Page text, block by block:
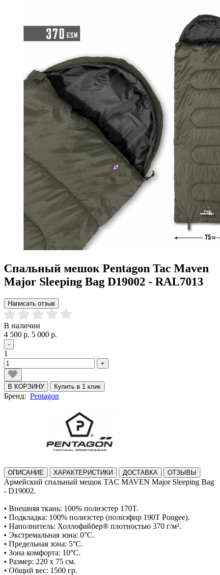
Спальный мешок Pentagon Tac Maven
Major Sleeping Bag D19002 - RAL7013
Написать отзыв
В наличии
4 500 р. 5 000 р.
-
1
+
В КОРЗИНУ Купить в 1 клик
Бренд: Pentagon
ОПИСАНИЕ ХАРАКТЕРИСТИКИ ДОСТАВКА ОТЗЫВЫ
Армейский спальный мешок TAC MAVEN Major Sleeping Bag
- D19002.
• Внешняя ткань: 100% полиэстер 170T.
• Подкладка: 100% полиэстер (полиэфир 190T Pongee).
• Наполнитель: Холлофайбер® плотностью 370 г/м².
• Экстремальная зона: 0°C.
• Предельная зона: 5°C.
• Зона комфорта: 10°C.
• Размер: 220 x 75 см.
• Общий вес: 1500 гр.